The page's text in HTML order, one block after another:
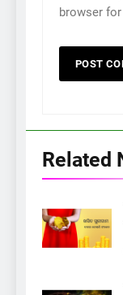
browser
Related